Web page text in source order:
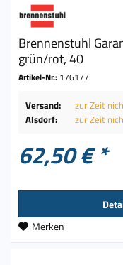
Brennenstuhl
grün/rot, 40
Artikel-Nr.: 176177
Versand:
zur Zeit
Alsdorf:
zur Zeit
62,50 € *
Merken